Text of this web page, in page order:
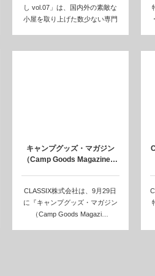
し vol.07」は、国内外の素敵な
小屋を取り上げた数少ない専門
キャンプグッズ・マガジン
（Camp Goods Magazine…
CLASSIX株式会社は、9月29日
に『キャンプグッズ・マガジン
（Camp Goods Magazi…